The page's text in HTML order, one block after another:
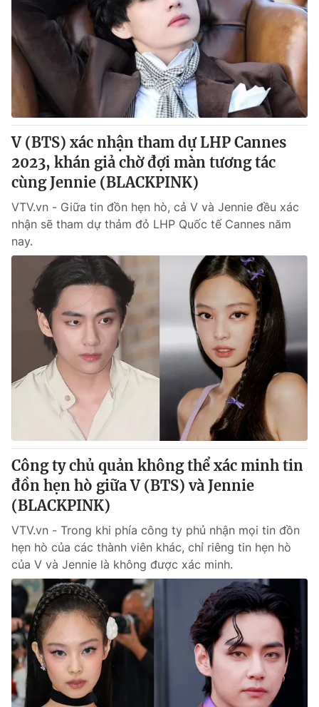
V (BTS) xác nhận tham dự LHP Cannes
2023, khán giả chờ đợi màn tương tác
cùng Jennie (BLACKPINK)
VTV.vn - Giữa tin đồn hẹn hò, cả V và Jennie đều xác
nhận sẽ tham dự thảm đỏ LHP Quốc tế Cannes năm
nay.
Công ty chủ quản không thể xác minh tin
đồn hẹn hò giữa V (BTS) và Jennie
(BLACKPINK)
VTV.vn - Trong khi phía công ty phủ nhận mọi tin đồn
hẹn hò của các thành viên khác, chỉ riêng tin hẹn hò
của V và Jennie là không được xác minh.